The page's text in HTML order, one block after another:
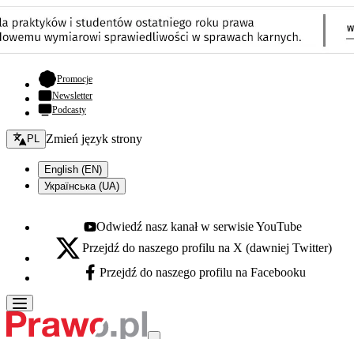
Promocje- otwiera się w nowej karcie
Newsletter
Podcasty
Zmień język - bieżący:
PL Zmień język strony
English (EN)
Українська (UA)
Youtube - otwiera się w nowej karcie
Odwiedź nasz kanał w serwisie YouTube
X - otwiera się w nowej karcie
Przejdź do naszego profilu na X (dawniej Twitter)
Facebook - otwiera się w nowej karcie
Przejdź do naszego profilu na Facebooku